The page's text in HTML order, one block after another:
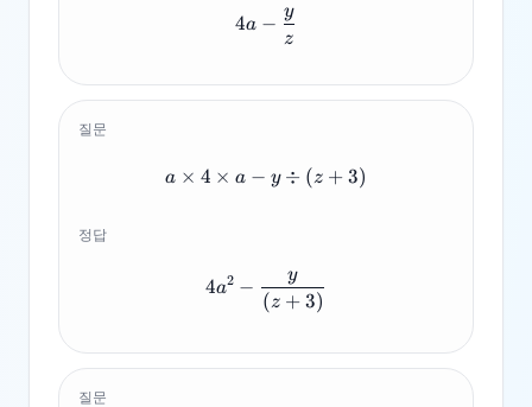
4a - \frac{y}{z}
4a −
z
y
질문
a \times 4 \times a - y \div
a × 4 × a − y ÷ (z + 3)
정답
4a^2 - \frac{y}{(z+3)}
4a2 −
(z + 3)
y
질문